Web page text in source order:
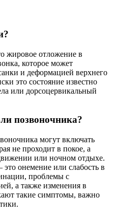
жировое отложение в
которое может
и деформацией верхнего
это состояние известно
или дорсоцервикальный
позвоночника?
могут включать
не проходит в покое, а
или ночном отдыхе.
онемение или слабость в
проблемы с
а также изменения в
такие симптомы, важно